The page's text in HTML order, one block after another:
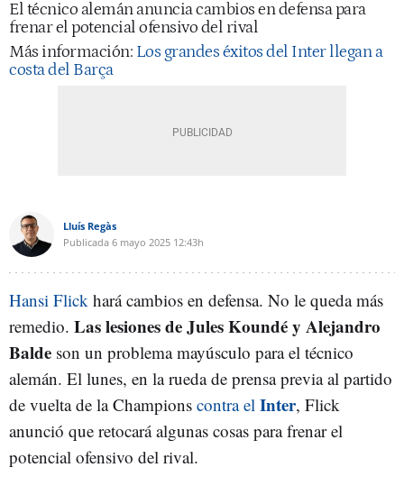
El técnico alemán anuncia cambios en defensa para
frenar el potencial ofensivo del rival
Más información: Los grandes éxitos del Inter llegan a
costa del Barça
Lluís Regàs
Publicada 6 mayo 2025 12:43h
Hansi Flick hará cambios en defensa. No le queda más
remedio. Las lesiones de Jules Koundé y Alejandro
Balde son un problema mayúsculo para el técnico
alemán. El lunes, en la rueda de prensa previa al partido
de vuelta de la Champions contra el Inter, Flick
anunció que retocará algunas cosas para frenar el
potencial ofensivo del rival.